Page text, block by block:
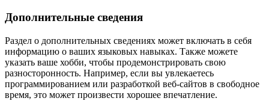
Дополнительные сведения
Раздел о дополнительных сведениях может включать в себя
информацию о ваших языковых навыках. Также можете
указать ваше хобби, чтобы продемонстрировать свою
разносторонность. Например, если вы увлекаетесь
программированием или разработкой веб-сайтов в свободное
время, это может произвести хорошее впечатление.